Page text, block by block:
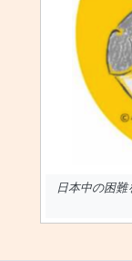
日本中の困